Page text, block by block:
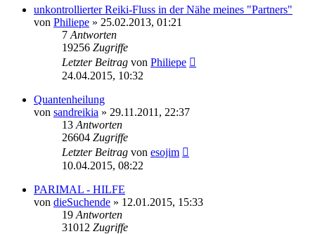
unkontrollierter Reiki-Fluss in der Nähe meines "Partners"
von Philiepe » 25.02.2013, 01:21
7 Antworten
19256 Zugriffe
Letzter Beitrag von Philiepe
24.04.2015, 10:32
Quantenheilung
von sandreikia » 29.11.2011, 22:37
13 Antworten
26604 Zugriffe
Letzter Beitrag von esojim
10.04.2015, 08:22
PARIMAL - HILFE
von dieSuchende » 12.01.2015, 15:33
19 Antworten
31012 Zugriffe